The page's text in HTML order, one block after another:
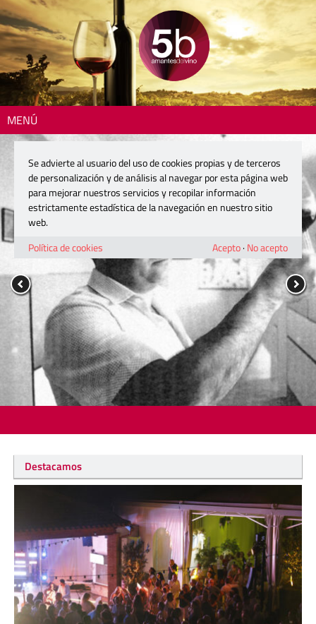
MENÚ
Destacamos
Se advierte al usuario del uso de cookies propias y de terceros
de personalización y de análisis al navegar por esta página web
para mejorar nuestros servicios y recopilar información
estrictamente estadística de la navegación en nuestro sitio
web.
Política de cookies
Acepto· No acepto